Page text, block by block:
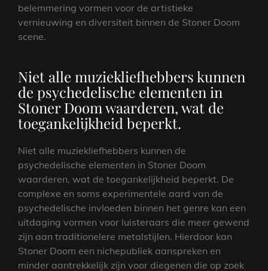
belemmering vormen voor de artistieke
vernieuwing en diversiteit binnen de Stoner Doom
scene.
Niet alle muziekliefhebbers kunnen
de psychedelische elementen in
Stoner Doom waarderen, wat de
toegankelijkheid beperkt.
Niet alle muziekliefhebbers kunnen de
psychedelische elementen in Stoner Doom
waarderen, wat de toegankelijkheid beperkt. De
complexe en soms experimentele aard van de
psychedelische invloeden binnen het genre kan een
uitdaging vormen voor luisteraars die meer gewend
zijn aan traditionelere metalstijlen. Hierdoor kan
Stoner Doom een nichepubliek aanspreken en
minder aantrekkelijk zijn voor diegenen die op zoek